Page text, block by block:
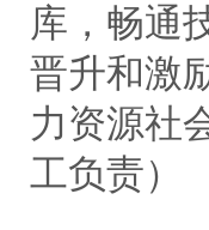
库，畅通
晋升和激
力资源社
工负责）